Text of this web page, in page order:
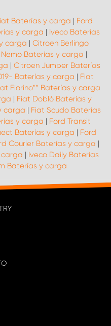
Baterías y carga | Ford
y carga | Iveco Baterías
carga | Citroen Berlingo
Baterías y carga |
| Citroen Jumper Baterías
Baterías y carga | Fiat
Fiorino** Baterías y carga
| Fiat Doblò Baterías y
carga | Fiat Scudo Baterías
y carga | Ford Transit
Baterías y carga | Ford
Courier Baterías y carga |
carga | Iveco Daily Baterías
Baterías y carga